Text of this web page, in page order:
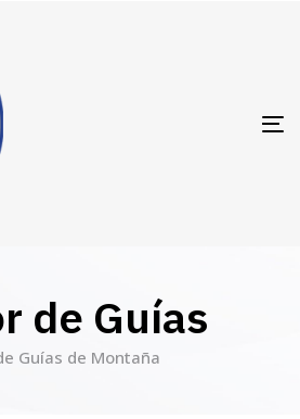
de Guías
Guías de Montaña